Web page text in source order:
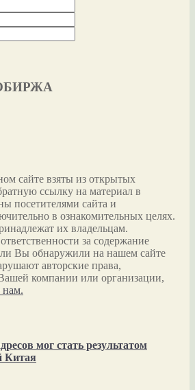
сайте взяты из открытых
ссылку на материал в
посетителями сайта и
в ознакомительных целях.
их владельцам.
за содержание
Вы обнаружили на нашем сайте
авторские права,
компании или организации,
нам.
мог стать результатом
Китая